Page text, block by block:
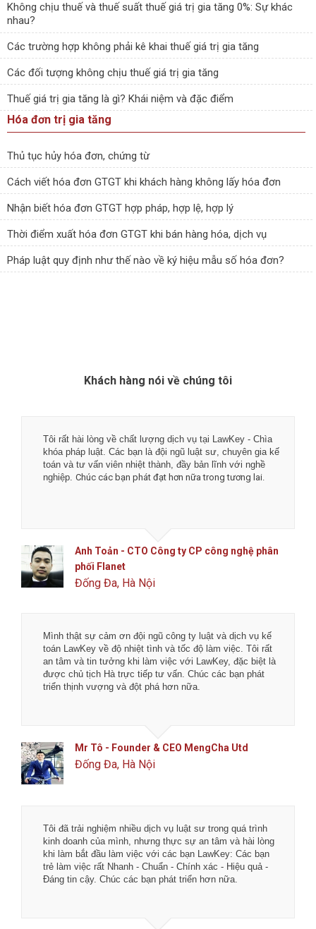
Không chịu thuế và thuế suất thuế giá trị gia tăng 0%: Sự khác
nhau?
Các trường hợp không phải kê khai thuế giá trị gia tăng
Các đối tượng không chịu thuế giá trị gia tăng
Thuế giá trị gia tăng là gì? Khái niệm và đặc điểm
Hóa đơn trị gia tăng
Thủ tục hủy hóa đơn, chứng từ
Cách viết hóa đơn GTGT khi khách hàng không lấy hóa đơn
Nhận biết hóa đơn GTGT hợp pháp, hợp lệ, hợp lý
Thời điểm xuất hóa đơn GTGT khi bán hàng hóa, dịch vụ
Pháp luật quy định như thế nào về ký hiệu mẫu số hóa đơn?
Khách hàng nói về chúng tôi
Tôi rất hài lòng về chất lượng dịch vụ tại LawKey - Chìa
khóa pháp luật. Các bạn là đội ngũ luật sư, chuyên gia kế
toán và tư vấn viên nhiệt thành, đầy bản lĩnh với nghề
nghiệp.Chúc các bạn phát đạt hơn nữa trong tương lai.
Anh Toản - CTO Công ty CP công nghệ phân
phối Flanet
Đống Đa, Hà Nội
Mình thật sự cảm ơn đội ngũ công ty luật và dịch vụ kế
toán LawKey về độ nhiệt tình và tốc độ làm việc. Tôi rất
an tâm và tin tưởng khi làm việc với LawKey, đặc biệt là
được chủ tịch Hà trực tiếp tư vấn. Chúc các bạn phát
triển thịnh vượng và đột phá hơn nữa.
Mr Tô - Founder & CEO MengCha Utd
Đống Đa, Hà Nội
Tôi đã trải nghiệm nhiều dịch vụ luật sư trong quá trình
kinh doanh của mình, nhưng thực sự an tâm và hài lòng
khi làm bắt đầu làm việc với các bạn LawKey: Các bạn
trẻ làm việc rất Nhanh - Chuẩn - Chính xác - Hiệu quả -
Đáng tin cậy. Chúc các bạn phát triển hơn nữa.